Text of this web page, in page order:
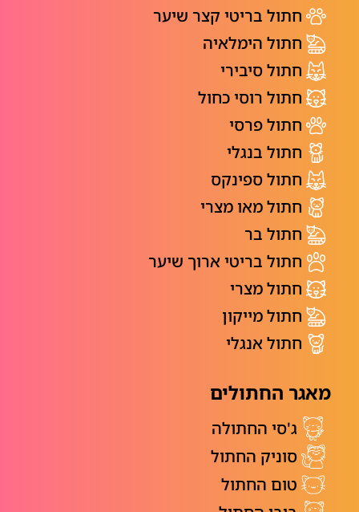
חתול בריטי קצר שיער
חתול הימלאיה
חתול סיבירי
חתול רוסי כחול
חתול פרסי
חתול בנגלי
חתול ספינקס
חתול מאו מצרי
חתול בר
חתול בריטי ארוך שיער
חתול מצרי
חתול מייקון
חתול אנגלי
מאגר החתולים
ג'סי החתולה
סוניק החתול
טום החתול